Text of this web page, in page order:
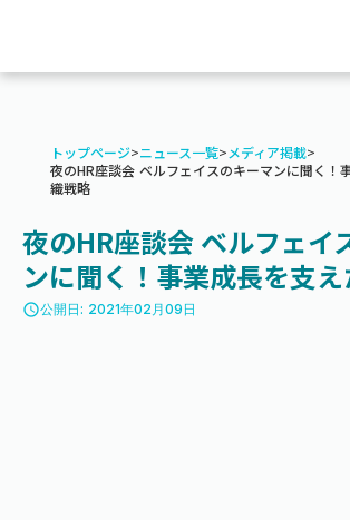
トップページ>ニュース一覧>メディア掲載>
夜のHR座談会 ベルフェイスのキーマンに聞く！
織戦略
夜のHR座談会 ベルフェイ
ンに聞く！事業成長を支
access_time公開日: 2021年02月09日